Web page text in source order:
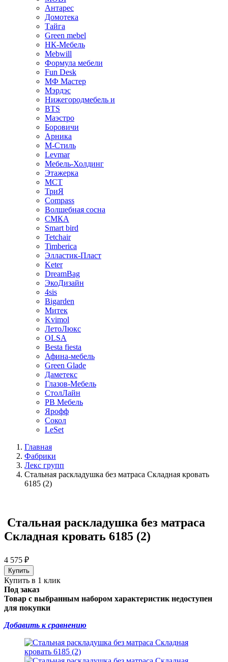
Антарес
Домотека
Тайга
Green mebel
НК-Мебель
Mebwill
Формула мебели
Fun Desk
МФ Мастер
Мэрдэс
Нижегородмебель и
BTS
Маэстро
Боровичи
Арника
М-Стиль
Levmar
Мебель-Холдинг
Этажерка
МСТ
ТриЯ
Compass
Волшебная сосна
СМКА
Smart bird
Tetchair
Timberica
Элластик-Пласт
Keter
DreamBag
ЭкоДизайн
4sis
Bigarden
Митек
Kvimol
ЛетоЛюкс
OLSA
Besta fiesta
Афина-мебель
Green Glade
Даметекс
Глазов-Мебель
СтолЛайн
РВ Мебель
Ярофф
Сокол
LeSet
Главная
Фабрики
Лекс групп
Стальная раскладушка без матраса Складная кровать
6185 (2)
Стальная раскладушка без матраса
Складная кровать 6185 (2)
4 575 ₽
Купить в 1 клик
Под заказ
Товар с выбранным набором характеристик недоступен
для покупки
Добавить к сравнению